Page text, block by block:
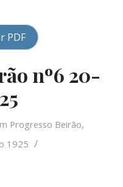
PDF
nº6 20-
Progresso Beirão,
1925 /